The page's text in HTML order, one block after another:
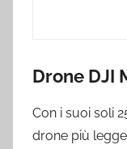
Drone DJI
Con i suoi soli
drone più